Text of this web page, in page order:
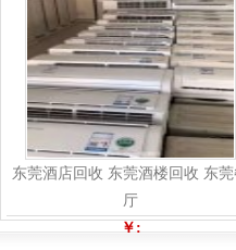
东莞酒店回收 东莞酒楼回收 东莞
厅
￥: